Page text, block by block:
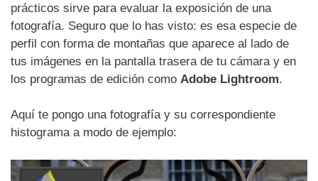
prácticos sirve para evaluar la exposición de una
fotografía. Seguro que lo has visto: es esa especie de
perfil con forma de montañas que aparece al lado de
tus imágenes en la pantalla trasera de tu cámara y en
los programas de edición como Adobe Lightroom.
Aquí te pongo una fotografía y su correspondiente
histograma a modo de ejemplo: